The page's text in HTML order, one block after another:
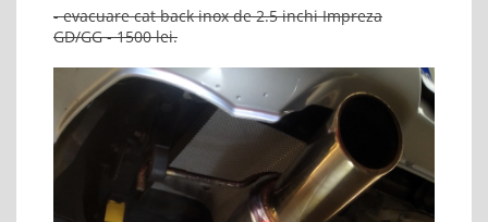
- evacuare cat back inox de 2.5 inchi Impreza
GD/GG - 1500 lei.